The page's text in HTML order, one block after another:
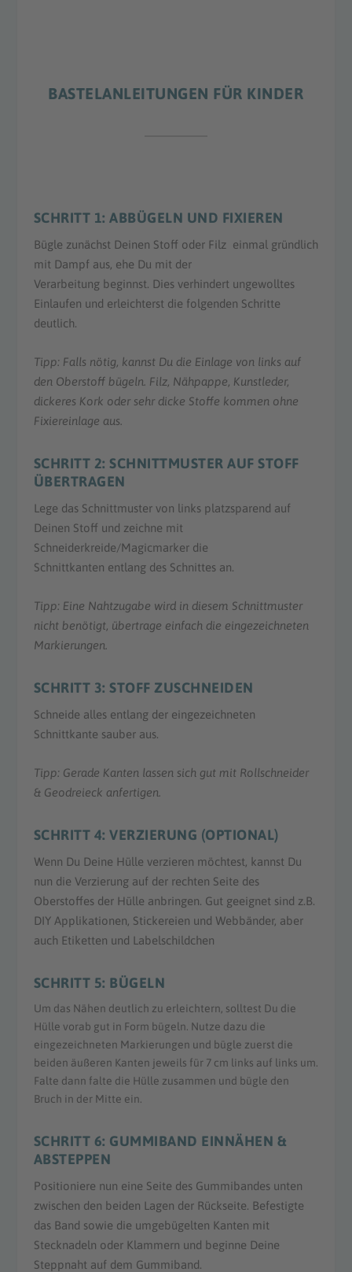
BASTELANLEITUNGEN FÜR KINDER
SCHRITT 1: ABBÜGELN UND FIXIEREN
Bügle zunächst Deinen Stoff oder Filz einmal gründlich
mit Dampf aus, ehe Du mit der
Verarbeitung beginnst. Dies verhindert ungewolltes
Einlaufen und erleichterst die folgenden Schritte
deutlich.
Tipp: Falls nötig, kannst Du die Einlage von links auf
den Oberstoff bügeln. Filz, Nähpappe, Kunstleder,
dickeres Kork oder sehr dicke Stoffe kommen ohne
Fixiereinlage aus.
SCHRITT 2: SCHNITTMUSTER AUF STOFF
ÜBERTRAGEN
Lege das Schnittmuster von links platzsparend auf
Deinen Stoff und zeichne mit
Schneiderkreide/Magicmarker die
Schnittkanten entlang des Schnittes an.
Tipp: Eine Nahtzugabe wird in diesem Schnittmuster
nicht benötigt, übertrage einfach die eingezeichneten
Markierungen.
SCHRITT 3: STOFF ZUSCHNEIDEN
Schneide alles entlang der eingezeichneten
Schnittkante sauber aus.
Tipp: Gerade Kanten lassen sich gut mit Rollschneider
& Geodreieck anfertigen.
SCHRITT 4: VERZIERUNG (OPTIONAL)
Wenn Du Deine Hülle verzieren möchtest, kannst Du
nun die Verzierung auf der rechten Seite des
Oberstoffes der Hülle anbringen. Gut geeignet sind z.B.
DIY Applikationen, Stickereien und Webbänder, aber
auch Etiketten und Labelschildchen
SCHRITT 5: BÜGELN
Um das Nähen deutlich zu erleichtern, solltest Du die
Hülle vorab gut in Form bügeln. Nutze dazu die
eingezeichneten Markierungen und bügle zuerst die
beiden äußeren Kanten jeweils für 7 cm links auf links um.
Falte dann falte die Hülle zusammen und bügle den
Bruch in der Mitte ein.
SCHRITT 6: GUMMIBAND EINNÄHEN &
ABSTEPPEN
Positioniere nun eine Seite des Gummibandes unten
zwischen den beiden Lagen der Rückseite. Befestigte
das Band sowie die umgebügelten Kanten mit
Stecknadeln oder Klammern und beginne Deine
Steppnaht auf dem Gummiband.